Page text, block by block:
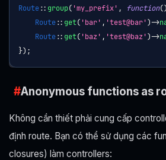
Route:: group( 'my_prefix' , function()
Route:: get( 'bar' , 'test@bar')->
Route:: get( 'baz' , 'test@baz')->
}) ;
Anonymous functions as
Không cần thiết phải cung cấp
định route. Bạn có thể sử dụng các
closures) làm controllers: